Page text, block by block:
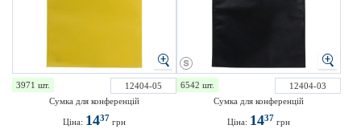
3971 шт.
12404-05
Сумка для конференцій
Ціна: 1437 грн
6542 шт.
12404-03
Сумка для конференцій
Ціна: 1437 грн